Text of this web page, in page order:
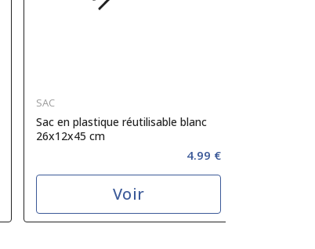
SAC
Sac en plastique réutilisable blanc
26x12x45 cm
4.99 €
Voir